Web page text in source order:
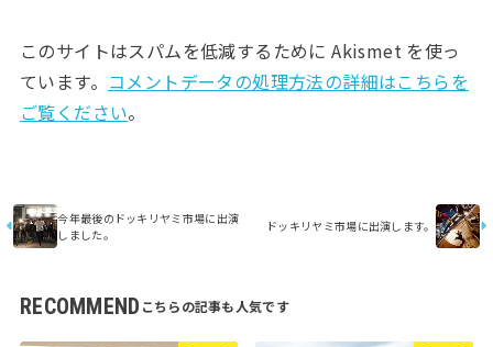
このサイトはスパムを低減するために Akismet を使っ
ています。 コメントデータの処理方法の詳細はこちらを
ご覧ください。
今年最後のドッキリヤミ市場に出演
しました。
ドッキリヤミ市場に出演します。
RECOMMEND